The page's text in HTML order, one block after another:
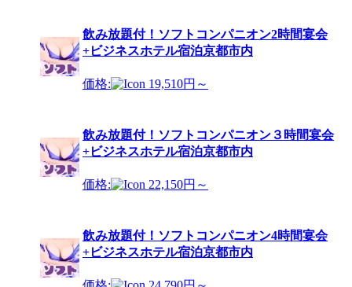
飲み放題付！ソフトコンパニオン2時間宴会
+ビジネスホテル宿泊京都市内
価格: 19,510円～
飲み放題付！ソフトコンパニオン３時間宴会
+ビジネスホテル宿泊京都市内
価格: 22,150円～
飲み放題付！ソフトコンパニオン4時間宴会
+ビジネスホテル宿泊京都市内